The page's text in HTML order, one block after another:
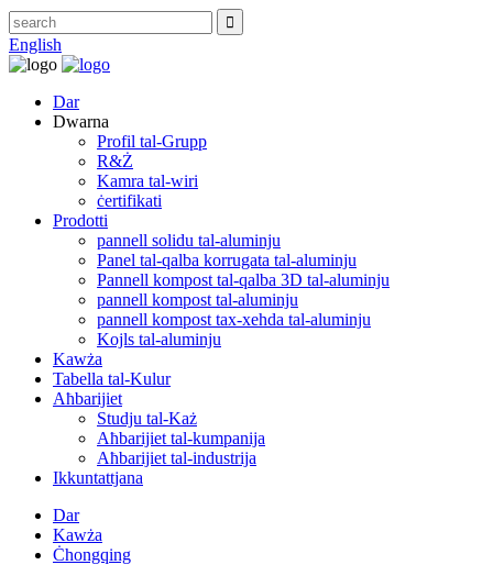
English
Dar
Dwarna
Profil tal-Grupp
R&Ż
Kamra tal-wiri
ċertifikati
Prodotti
pannell solidu tal-aluminju
Panel tal-qalba korrugata tal-aluminju
Pannell kompost tal-qalba 3D tal-aluminju
pannell kompost tal-aluminju
pannell kompost tax-xehda tal-aluminju
Kojls tal-aluminju
Kawża
Tabella tal-Kulur
Aħbarijiet
Studju tal-Każ
Aħbarijiet tal-kumpanija
Aħbarijiet tal-industrija
Ikkuntattjana
Dar
Kawża
Ċhongqing